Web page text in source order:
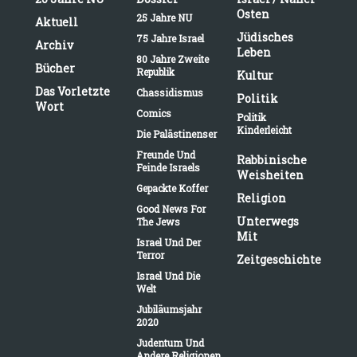
Aktuell
Archiv
Bücher
Das Vorletzte
Wort
25 Jahre NU
75 Jahre Israel
80 Jahre Zweite
Republik
Chassidismus
Comics
Die Palästinenser
Freunde Und
Feinde Israels
Gepackte Koffer
Good News For
The Jews
Israel Und Der
Terror
Israel Und Die
Welt
Jubiläumsjahr
2020
Judentum Und
Osten
Jüdisches
Leben
Kultur
Politik
Politik
Kinderleicht
Rabbinische
Weisheiten
Religion
Unterwegs
Mit
Zeitgeschichte